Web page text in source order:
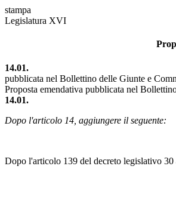
stampa
Legislatura XVI
14.01.
pubblicata nel Bollettino delle Giunte e
Proposta emendativa pubblicata nel
14.01.
Dopo l'articolo 14, aggiungere il seguente:
Dopo l'articolo 139 del decreto legislativo